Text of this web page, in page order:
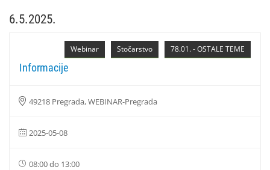
6.5.2025.
78.01. - OSTALE TEME
Stočarstvo
Webinar
Informacije
49218 Pregrada, WEBINAR-Pregrada
2025-05-08
08:00 do 13:00